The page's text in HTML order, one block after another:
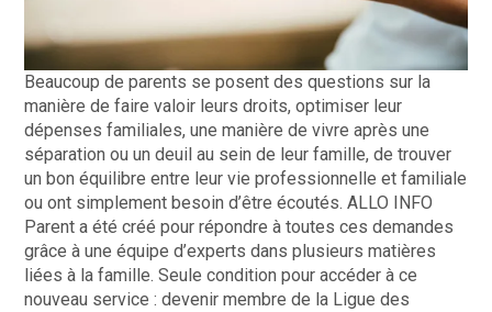
Beaucoup de parents se posent des questions sur la
manière de faire valoir leurs droits, optimiser leur
dépenses familiales, une manière de vivre après une
séparation ou un deuil au sein de leur famille, de trouver
un bon équilibre entre leur vie professionnelle et familiale
ou ont simplement besoin d’être écoutés. ALLO INFO
Parent a été créé pour répondre à toutes ces demandes
grâce à une équipe d’experts dans plusieurs matières
liées à la famille. Seule condition pour accéder à ce
nouveau service : devenir membre de la Ligue des